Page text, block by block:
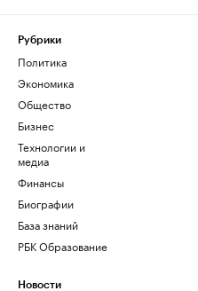
Рубрики
Политика
Экономика
Общество
Бизнес
Технологии и
медиа
Финансы
Биографии
База знаний
РБК Образование
Новости